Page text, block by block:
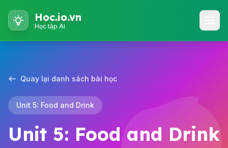
Hoc.io.vn
Học tập AI
Quay lại danh sách bài học
Unit 5: Food and Drink
Unit 5: Food and Drink